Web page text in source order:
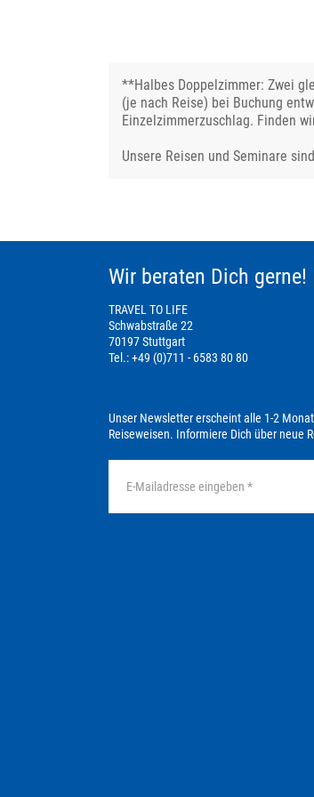
**Halbes Doppelzimmer: Zwei
(je nach Reise) bei Buchung
Einzelzimmerzuschlag. Finden
Unsere Reisen und Seminare
Wir beraten Dich gerne!
TRAVEL TO LIFE
Schwabstraße 22
70197 Stuttgart
Tel.: +49 (0)711 - 6583 80 80
Unser Newsletter erscheint alle 1-2
Reiseweisen. Informiere Dich über neue